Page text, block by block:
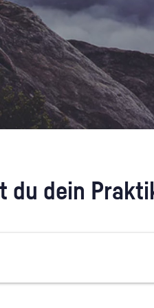
Unternehmen lohnt, wie man
vorbereitet und wie ein
abläuft.
du dein